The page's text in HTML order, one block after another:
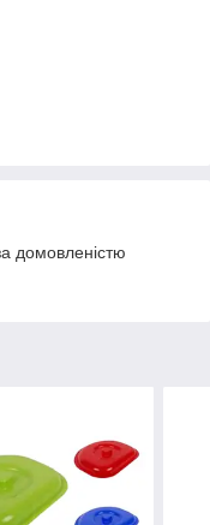
домовленістю